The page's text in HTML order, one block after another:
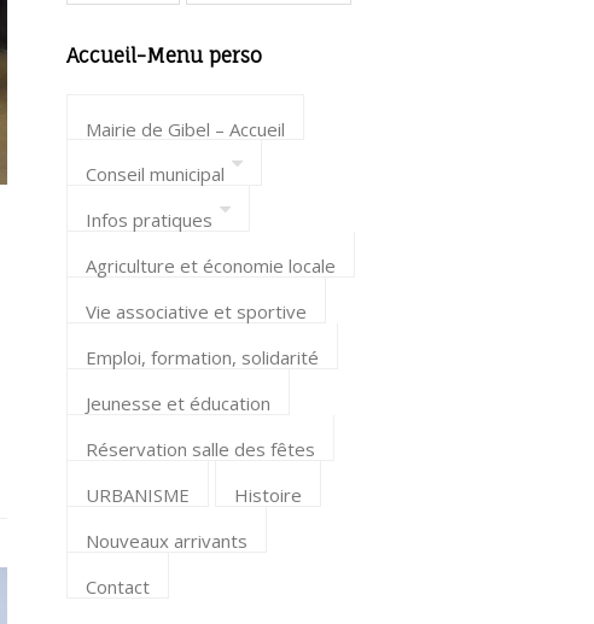
Accueil-Menu perso
Mairie de Gibel – Accueil
Conseil municipal
Infos pratiques
Agriculture et économie locale
Vie associative et sportive
Emploi, formation, solidarité
Jeunesse et éducation
Réservation salle des fêtes
URBANISME
Histoire
Nouveaux arrivants
Contact